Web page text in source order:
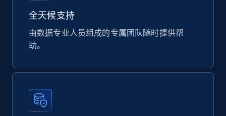
mercadolivre.com.br products
Tags, Final price, Original price, and more.
eCommerce
全天候支持
由数据专业人员组成的专属团队随时提供帮
助。